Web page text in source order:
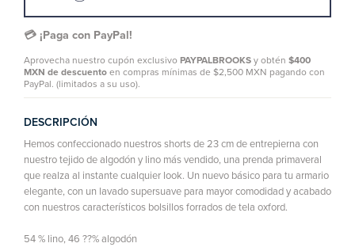
💳 ¡Paga con PayPal!
Aprovecha nuestro cupón exclusivo PAYPALBROOKS y obtén $400
MXN de descuento en compras mínimas de $2,500 MXN pagando con
PayPal. (limitados a su uso).
DESCRIPCIÓN
Hemos confeccionado nuestros shorts de 23 cm de entrepierna con
nuestro tejido de algodón y lino más vendido, una prenda primaveral
que realza al instante cualquier look. Un nuevo básico para tu armario
elegante, con un lavado supersuave para mayor comodidad y acabado
con nuestros característicos bolsillos forrados de tela oxford.
54 % lino, 46 ??% algodón